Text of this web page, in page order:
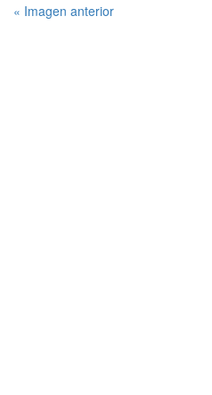
« Imagen anterior